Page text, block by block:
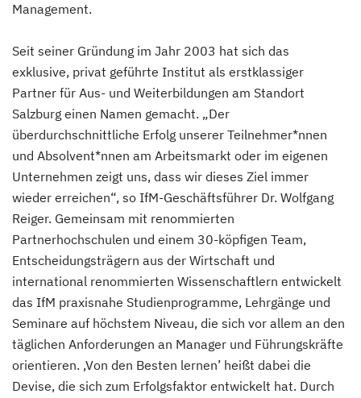
Management.
Seit seiner Gründung im Jahr 2003 hat sich das
exklusive, privat geführte Institut als erstklassiger
Partner für Aus- und Weiterbildungen am Standort
Salzburg einen Namen gemacht. „Der
überdurchschnittliche Erfolg unserer Teilnehmer*nnen
und Absolvent*nnen am Arbeitsmarkt oder im eigenen
Unternehmen zeigt uns, dass wir dieses Ziel immer
wieder erreichen“, so IfM-Geschäftsführer Dr. Wolfgang
Reiger. Gemeinsam mit renommierten
Partnerhochschulen und einem 30-köpfigen Team,
Entscheidungsträgern aus der Wirtschaft und
international renommierten Wissenschaftlern entwickelt
das IfM praxisnahe Studienprogramme, Lehrgänge und
Seminare auf höchstem Niveau, die sich vor allem an den
täglichen Anforderungen an Manager und Führungskräfte
orientieren. ‚Von den Besten lernen’ heißt dabei die
Devise, die sich zum Erfolgsfaktor entwickelt hat. Durch